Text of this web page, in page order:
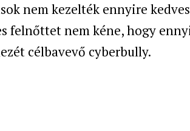
nem kezelték ennyire
felnőttet nem kéne, hogy
célbavevő cyberbully.